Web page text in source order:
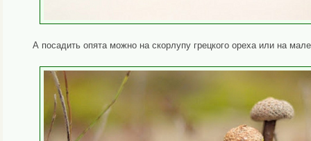
А посадить опята можно на скорлупу грецкого ореха или на